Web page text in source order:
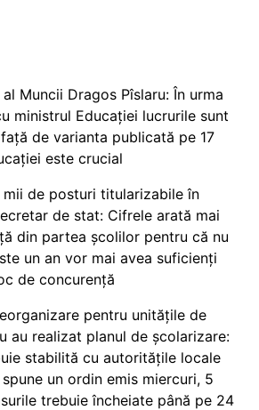
Muncii Dragos Pîslaru: În urma
ministrul Educației lucrurile sunt
de varianta publicată pe 17
este crucial
de posturi titularizabile în
de stat: Cifrele arată mai
din partea școlilor pentru că nu
un an vor mai avea suficienți
de concurență
pentru unitățile de
au realizat planul de școlarizare:
stabilită cu autoritățile locale
un ordin emis miercuri, 5
trebuie încheiate până pe 24